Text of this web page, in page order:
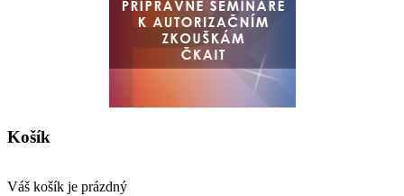
Košík
Váš košík je prázdný